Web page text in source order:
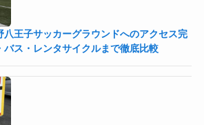
八王子󠁣󠁴󠁿󠁣󠁴󠁿サッカーグラウンドへのアクセス完
バス・レンタサイクルまで徹底比較